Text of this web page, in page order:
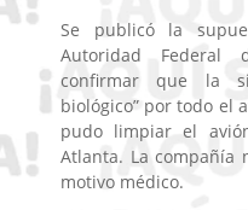
Se publicó la
Autoridad Federal
confirmar que la
biológico” por todo el
pudo limpiar el
Atlanta. La compañía
motivo médico.